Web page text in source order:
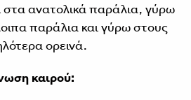
στα ανατολικά παράλια, γύρω
παράλια και γύρω στους
ορεινά.
καιρού: